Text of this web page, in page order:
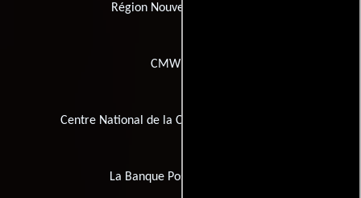
Région Nouvelle-Aquitaine
CMW Films
Centre National de la Cinématographie (CNC)
La Banque Postale Image 9